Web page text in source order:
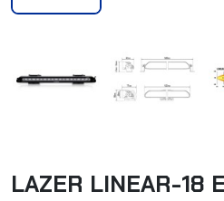
LAZER LINEAR-18